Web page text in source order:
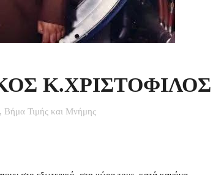
Κ.ΧΡΙΣΤΟΦΙΛΟΣ
, Βήμα Τιμής και Μνήμης